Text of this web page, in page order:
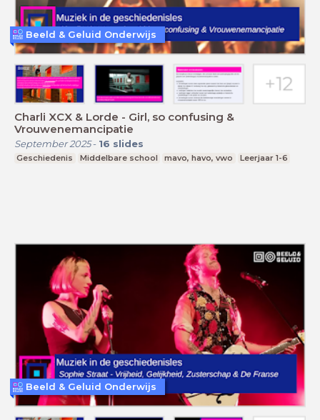
Charli XCX & Lorde - Girl, so confusing &
Vrouwenemancipatie
September 2025- 16 slides
Geschiedenis Middelbare school mavo, havo, vwo Leerjaar 1-6
Beeld & Geluid Onderwijs
Beeld & Geluid Onderwijs